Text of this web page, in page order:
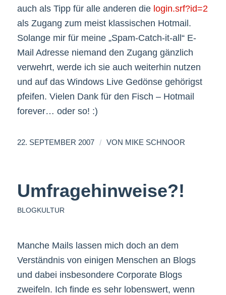
auch als Tipp für alle anderen die login.srf?id=2
als Zugang zum meist klassischen Hotmail.
Solange mir für meine „Spam-Catch-it-all“ E-
Mail Adresse niemand den Zugang gänzlich
verwehrt, werde ich sie auch weiterhin nutzen
und auf das Windows Live Gedönse gehörigst
pfeifen. Vielen Dank für den Fisch – Hotmail
forever… oder so! :)
22. SEPTEMBER 2007 / VON MIKE SCHNOOR
Umfragehinweise?!
BLOGKULTUR
Manche Mails lassen mich doch an dem
Verständnis von einigen Menschen an Blogs
und dabei insbesondere Corporate Blogs
zweifeln. Ich finde es sehr lobenswert, wenn